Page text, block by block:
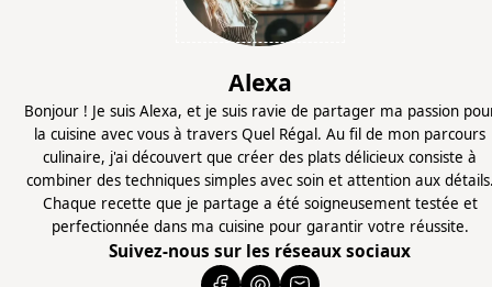
Alexa
Bonjour ! Je suis Alexa, et je suis ravie de partager ma passion
la cuisine avec vous à travers Quel Régal. Au fil de mon parcours
culinaire, j'ai découvert que créer des plats délicieux consiste à
combiner des techniques simples avec soin et attention aux
Chaque recette que je partage a été soigneusement testée et
perfectionnée dans ma cuisine pour garantir votre réussite.
Suivez-nous sur les réseaux sociaux